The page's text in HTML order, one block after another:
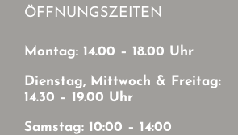
ÖFFNUNGSZEITEN
Montag: 14.00 – 18.00 Uhr
Dienstag, Mittwoch & Freitag:
14.30 – 19.00 Uhr
Samstag: 10:00 – 14:00